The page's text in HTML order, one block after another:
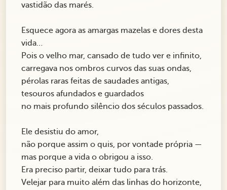
vastidão das marés.
Esquece agora as amargas mazelas e dores desta
vida…
Pois o velho mar, cansado de tudo ver e infinito,
carregava nos ombros curvos das suas ondas,
pérolas raras feitas de saudades antigas,
tesouros afundados e guardados
no mais profundo silêncio dos séculos passados.
Ele desistiu do amor,
não porque assim o quis, por vontade própria —
mas porque a vida o obrigou a isso.
Era preciso partir, deixar tudo para trás.
Velejar para muito além das linhas do horizonte,